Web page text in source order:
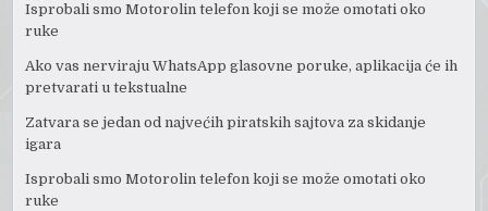
Isprobali smo Motorolin telefon koji se može omotati oko
ruke
Ako vas nerviraju WhatsApp glasovne poruke, aplikacija će ih
pretvarati u tekstualne
Zatvara se jedan od najvećih piratskih sajtova za skidanje
igara
Isprobali smo Motorolin telefon koji se može omotati oko
ruke